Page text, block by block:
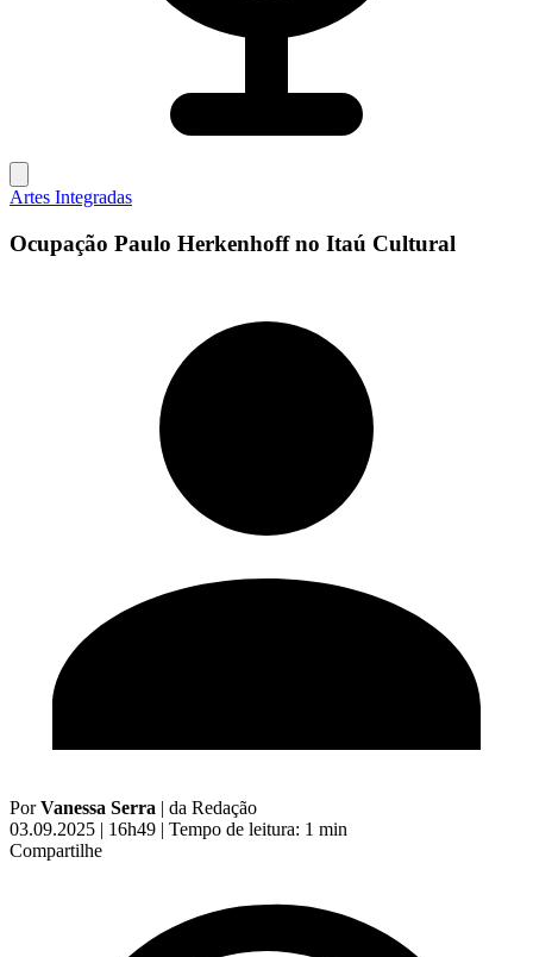
Artes Integradas
Ocupação Paulo Herkenhoff no Itaú Cultural
PorVanessa Serra | da Redação
03.09.2025 | 16h49 | Tempo de leitura: 1 min
Compartilhe